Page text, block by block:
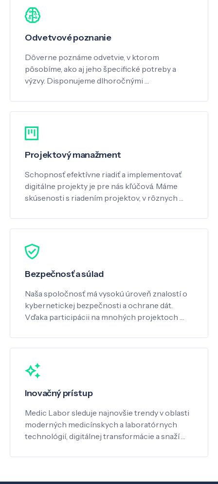
Odvetvové poznanie
Dôverne poznáme odvetvie, v ktorom
pôsobíme, ako aj jeho špecifické potreby a
výzvy. Disponujeme dlhoročnými …
Projektový manažment
Schopnosť efektívne riadiť a implementovať
digitálne projekty je pre nás kľúčová. Máme
skúsenosti s riadením projektov, v rôznych …
Bezpečnosť a súlad
Naša spoločnosť má vysokú úroveň znalostí o
kybernetickej bezpečnosti a ochrane dát.
Vďaka participácii na mnohých projektoch …
Inovačný prístup
Medic Labor sleduje najnovšie trendy v oblasti
moderných medicínskych a laboratórnych
technológií, digitálnej transformácie a snaží …